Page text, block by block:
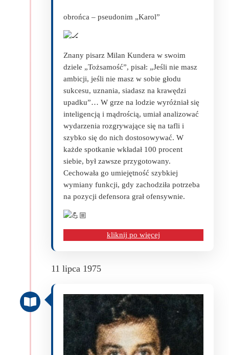
obrońca – pseudonim „Karol”
Znany pisarz Milan Kundera w swoim
dziele „Tożsamość”, pisał: „Jeśli nie masz
ambicji, jeśli nie masz w sobie głodu
sukcesu, uznania, siadasz na krawędzi
upadku”… W grze na lodzie wyróżniał się
inteligencją i mądrością, umiał analizować
wydarzenia rozgrywające się na tafli i
szybko się do nich dostosowywać. W
każde spotkanie wkładał 100 procent
siebie, był zawsze przygotowany.
Cechowała go umiejętność szybkiej
wymiany funkcji, gdy zachodziła potrzeba
na pozycji defensora grał ofensywnie.
kliknij po więcej
11 lipca 1975